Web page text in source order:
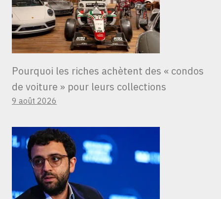
Pourquoi les riches achètent des « condos
de voiture » ​​pour leurs collections
9 août 2026